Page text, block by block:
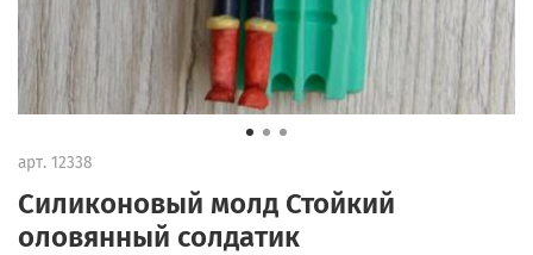
арт. 12338
Силиконовый молд Стойкий
оловянный солдатик